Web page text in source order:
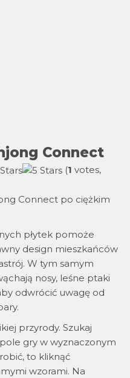
Connect
(1 votes,
Connect po ciężkim
płytek pomoże
design mieszkańców
W tym samym
nosy, leśne ptaki
odwrócić uwagę od
przyrody. Szukaj
gry w wyznaczonym
to kliknąć
wzorami. Na